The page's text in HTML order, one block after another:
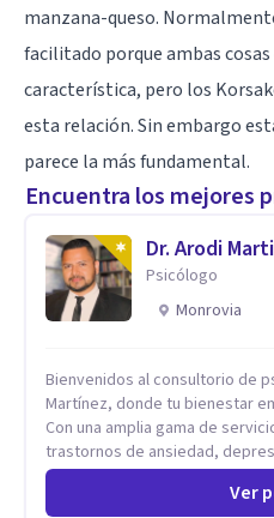
manzana-queso.
facilitado porque ambas
característica, pero los
esta relación. Sin embargo
parece la más fundamental.
Encuentra los mejores
Dr. Arodi
Psicólogo
Monrovia
Bienvenidos al consultorio de
Martínez, donde tu bienestar
Con una amplia gama de
trastornos de ansiedad,
emocionales, estamos
tratamiento para mejorar tu saludVer